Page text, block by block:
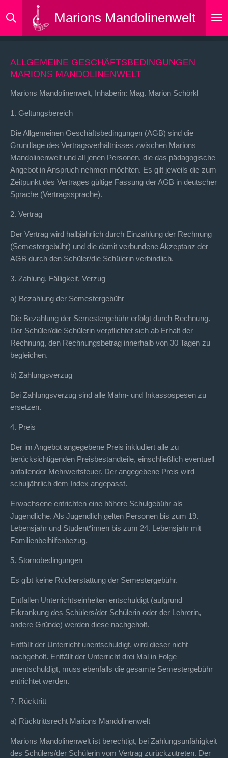
Hauptinhalt
springen
Marions Mandolinenwelt
ALLGEMEINE GESCHÄFTSBEDINGUNGEN
MARIONS MANDOLINENWELT
Marions Mandolinenwelt, Inhaberin: Mag. Marion Schörkl
1. Geltungsbereich
Die Allgemeinen Geschäftsbedingungen (AGB) sind die
Grundlage des Vertragsverhältnisses zwischen Marions
Mandolinenwelt und all jenen Personen, die das pädagogische
Angebot in Anspruch nehmen möchten. Es gilt jeweils die zum
Zeitpunkt des Vertrages gültige Fassung der AGB in deutscher
Sprache (Vertragssprache).
2. Vertrag
Der Vertrag wird halbjährlich durch Einzahlung der Rechnung
(Semestergebühr) und die damit verbundene Akzeptanz der
AGB durch den Schüler/die Schülerin verbindlich.
3. Zahlung, Fälligkeit, Verzug
a) Bezahlung der Semestergebühr
Die Bezahlung der Semestergebühr erfolgt durch Rechnung.
Der Schüler/die Schülerin verpflichtet sich ab Erhalt der
Rechnung, den Rechnungsbetrag innerhalb von 30 Tagen zu
begleichen.
b) Zahlungsverzug
Bei Zahlungsverzug sind alle Mahn- und Inkassospesen zu
ersetzen.
4. Preis
Der im Angebot angegebene Preis inkludiert alle zu
berücksichtigenden Preisbestandteile, einschließlich eventuell
anfallender Mehrwertsteuer. Der angegebene Preis wird
schuljährlich dem Index angepasst.
Erwachsene entrichten eine höhere Schulgebühr als
Jugendliche. Als Jugendlich gelten Personen bis zum 19.
Lebensjahr und Student*innen bis zum 24. Lebensjahr mit
Familienbeihilfenbezug.
5. Stornobedingungen
Es gibt keine Rückerstattung der Semestergebühr.
Entfallen Unterrichtseinheiten entschuldigt (aufgrund
Erkrankung des Schülers/der Schülerin oder der Lehrerin,
andere Gründe) werden diese nachgeholt.
Entfällt der Unterricht unentschuldigt, wird dieser nicht
nachgeholt. Entfällt der Unterricht drei Mal in Folge
unentschuldigt, muss ebenfalls die gesamte Semestergebühr
entrichtet werden.
7. Rücktritt
a) Rücktrittsrecht Marions Mandolinenwelt
Marions Mandolinenwelt ist berechtigt, bei Zahlungsunfähigkeit
des Schülers/der Schülerin vom Vertrag zurückzutreten. Der